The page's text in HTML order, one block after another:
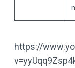
https://